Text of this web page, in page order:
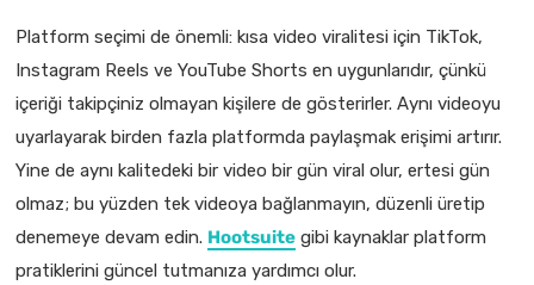
Platform seçimi de önemli: kısa video viralitesi için TikTok,
Instagram Reels ve YouTube Shorts en uygunlarıdır, çünkü
içeriği takipçiniz olmayan kişilere de gösterirler. Aynı videoyu
uyarlayarak birden fazla platformda paylaşmak erişimi artırır.
Yine de aynı kalitedeki bir video bir gün viral olur, ertesi gün
olmaz; bu yüzden tek videoya bağlanmayın, düzenli üretip
denemeye devam edin. Hootsuite gibi kaynaklar platform
pratiklerini güncel tutmanıza yardımcı olur.